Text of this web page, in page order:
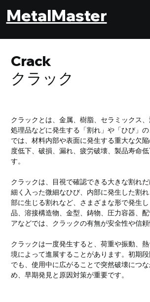
MetalMaster
Crack
クラック
クラックとは、金属、樹脂、セラミックス
処理品などに発生する「割れ」や「ひび」
では、材料内部や表面に発生する重大な欠
度低下、破損、漏れ、疲労破壊、製品寿命
す。
クラックは、目視で確認できる大きな割れ
細く入った微細なひび、内部に発生した割
部に生じる割れなど、さまざまな形で発生
品、溶接構造物、金型、鋳物、圧力容器、
アなどでは、クラックの有無が安全性や信頼
クラックは一度発生すると、荷重や振動、
境によって進展することがあります。初期
でも、使用中に広がることで突然破壊につ
め、早期発見と原因対策が重要です。